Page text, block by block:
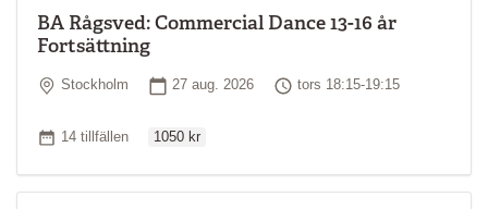
BA Rågsved: Commercial Dance 13-16 år
Fortsättning
Plats
Stockholm Startdatum
27 aug. 2026 Tid
tors 18:15-19:15
Antal tillfällen
14 tillfällen 1050 kr